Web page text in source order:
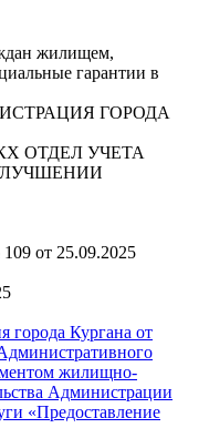
жилищем,
гарантии в
ГОРОДА
ОТДЕЛ УЧЕТА
от 25.09.2025
Кургана от
жилищно-
Администрации
«Предоставление